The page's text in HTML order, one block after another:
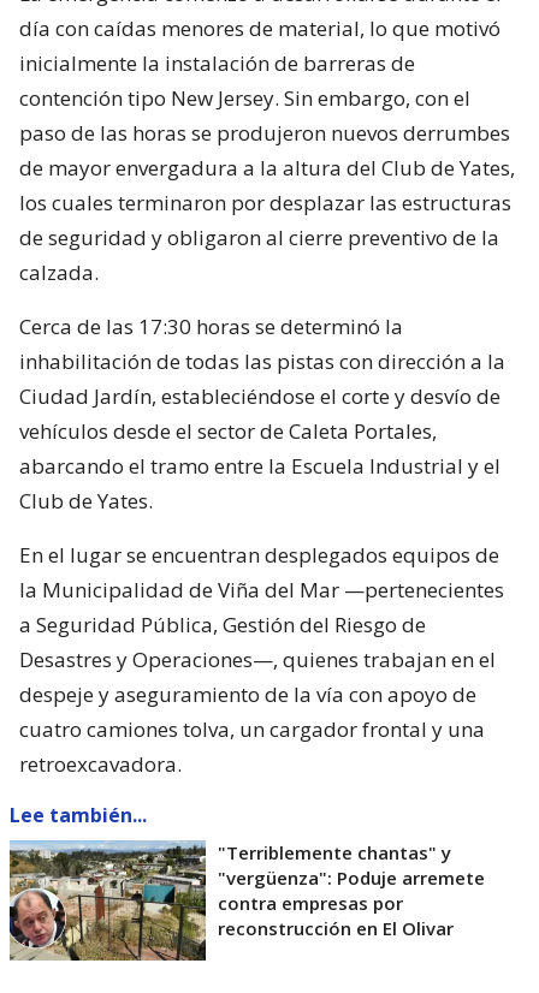
día con caídas menores de material, lo que motivó
inicialmente la instalación de barreras de
contención tipo New Jersey. Sin embargo, con el
paso de las horas se produjeron nuevos derrumbes
de mayor envergadura a la altura del Club de Yates,
los cuales terminaron por desplazar las estructuras
de seguridad y obligaron al cierre preventivo de la
calzada.
Cerca de las 17:30 horas se determinó la
inhabilitación de todas las pistas con dirección a la
Ciudad Jardín, estableciéndose el corte y desvío de
vehículos desde el sector de Caleta Portales,
abarcando el tramo entre la Escuela Industrial y el
Club de Yates.
En el lugar se encuentran desplegados equipos de
la Municipalidad de Viña del Mar —pertenecientes
a Seguridad Pública, Gestión del Riesgo de
Desastres y Operaciones—, quienes trabajan en el
despeje y aseguramiento de la vía con apoyo de
cuatro camiones tolva, un cargador frontal y una
retroexcavadora.
Lee también...
"Terriblemente chantas" y
"vergüenza": Poduje arremete
contra empresas por
reconstrucción en El Olivar